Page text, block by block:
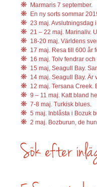
Marmaris 7 september.
En ny sorts sommar
23 maj. Avslutningsdag i
21 – 22 maj. Marinaliv.
18-20 maj. Världens
17 maj. Resa till 600 år
16 maj. Tolv fendrar
15 maj, Seagull Bay.
14 maj. Seagull Bay. Är
12 maj. Tersana Creek.
9 – 11 maj. Katt bland
7-8 maj. Turkisk blues.
5 maj. Inblåsta i Bozuk
2 maj. Bozburun, de